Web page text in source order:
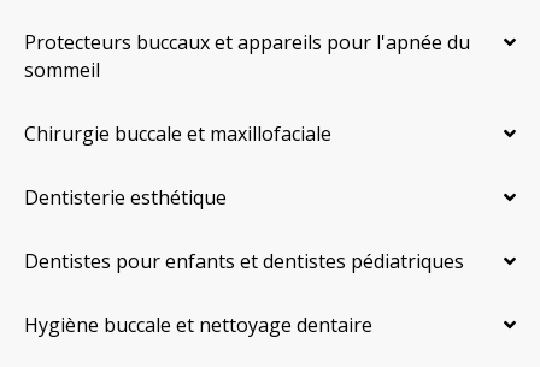
Protecteurs buccaux et appareils pour l'apnée du
sommeil
Chirurgie buccale et maxillofaciale
Dentisterie esthétique
Dentistes pour enfants et dentistes pédiatriques
Hygiène buccale et nettoyage dentaire